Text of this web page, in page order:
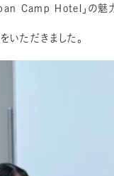
Camp Hotel」の魅
ただきました。